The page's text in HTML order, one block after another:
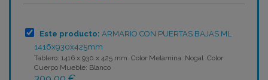
Este producto: ARMARIO CON PUERTAS BAJAS ML
1416x930x425mm
Tablero: 1416 x 930 x 425 mm Color Melamina: Nogal Color
Cuerpo Mueble: Blanco